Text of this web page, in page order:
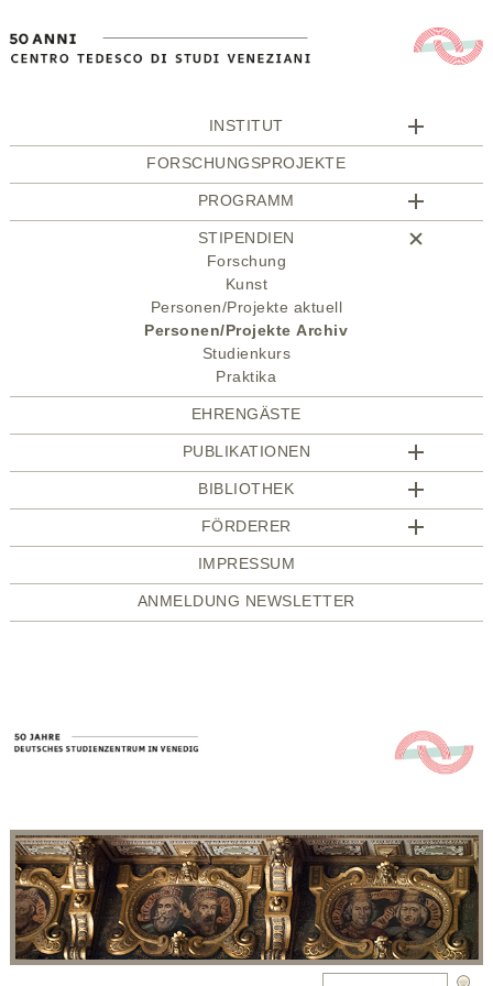
INSTITUT
FORSCHUNGSPROJEKTE
PROGRAMM
STIPENDIEN
Forschung
Kunst
Personen/Projekte aktuell
Personen/Projekte Archiv
Studienkurs
Praktika
EHRENGÄSTE
PUBLIKATIONEN
BIBLIOTHEK
FÖRDERER
IMPRESSUM
ANMELDUNG NEWSLETTER